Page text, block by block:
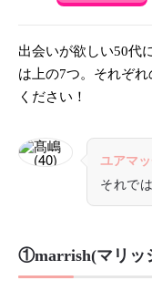
出会いが欲しい50代
は上の7つ。それぞ
ください！
ユアマ
それで
①marrish(マリッ